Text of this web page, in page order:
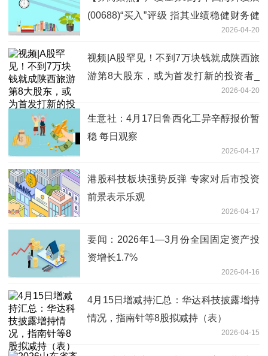
(00688)“买入”评级 指其业绩稳健财务健
2026-04-20
视频|A股罕见！不到7万块钱就成陕西旅
游第8大股东，或为首发打新的投资者_
2026-04-20
生意社：4月17日鲁西化工异辛醇报价暂
稳 每日观察
2026-04-17
港股科技板块强势反弹 专家对后市投资
前景表示乐观
2026-04-17
要闻：2026年1—3月份全国固定资产投
资增长1.7%
2026-04-16
4月15日增减持汇总：华达科技披露增持
情况，指南针等8股拟减持（表）
2026-04-15